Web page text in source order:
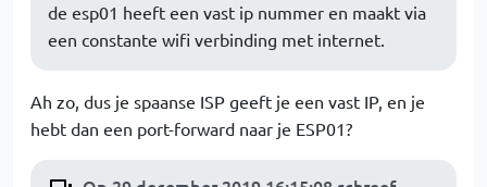
de esp01 heeft een vast ip nummer en maakt via
een constante wifi verbinding met internet.
Ah zo, dus je spaanse ISP geeft je een vast IP, en je
hebt dan een port-forward naar je ESP01?